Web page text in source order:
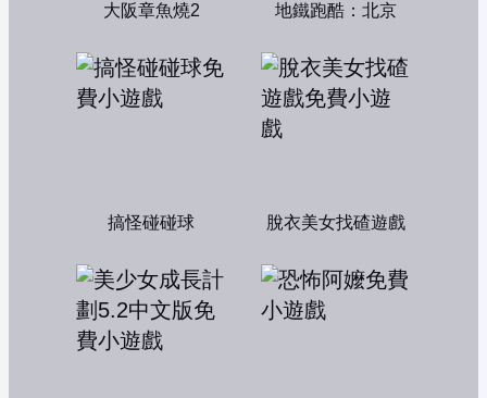
大阪章魚燒2 地鐵跑酷：北京
搞怪碰碰球 脫衣美女找碴遊戲